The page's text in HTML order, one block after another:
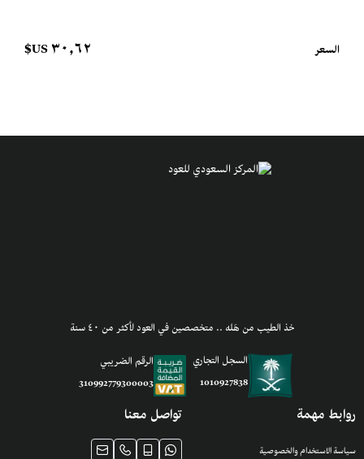
السعر ٣٠٫٦٢ US$
خذ الطيب من هَله .. متخصصين في العود لأكثر من ٤٠ سنة
السجل التجاري
1010927838
الرقم الضريبي
310992779300003
روابط مهمة
سياسة الاستخدام والخصوصية
تواصل معنا